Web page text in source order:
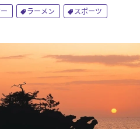
ラーメン スポーツ